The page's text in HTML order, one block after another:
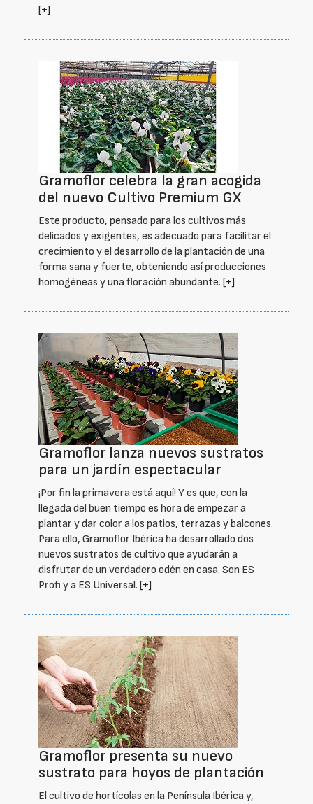
[+]
Gramoflor celebra la gran acogida
del nuevo Cultivo Premium GX
Este producto, pensado para los cultivos más
delicados y exigentes, es adecuado para facilitar el
crecimiento y el desarrollo de la plantación de una
forma sana y fuerte, obteniendo así producciones
homogéneas y una floración abundante. [+]
Gramoflor lanza nuevos sustratos
para un jardín espectacular
¡Por fin la primavera está aquí! Y es que, con la
llegada del buen tiempo es hora de empezar a
plantar y dar color a los patios, terrazas y balcones.
Para ello, Gramoflor Ibérica ha desarrollado dos
nuevos sustratos de cultivo que ayudarán a
disfrutar de un verdadero edén en casa. Son ES
Profi y a ES Universal. [+]
Gramoflor presenta su nuevo
sustrato para hoyos de plantación
El cultivo de hortícolas en la Península Ibérica y,